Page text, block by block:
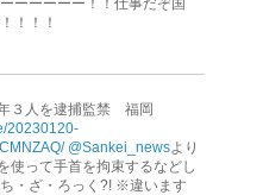
！！！
３人を逮捕監禁 福岡
20230120-
@Sankei_newsより
使って手首を拘束するなどし
・ざ・ろっく?! ※違います